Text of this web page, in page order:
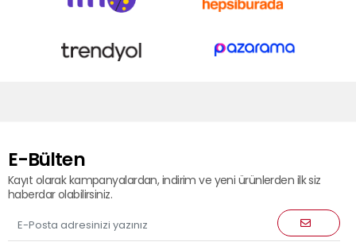
E-Bülten
Kayıt olarak kampanyalardan, indirim ve yeni ürünlerden ilk siz
haberdar olabilirsiniz.